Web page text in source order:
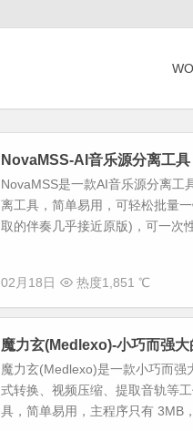
NovaMSS-AI音乐源分离工
NovaMSS是一款AI音乐源分离工
离工具，简单易用，可轻松批量
取的伴奏几乎接近原版)，可一次
02月18日 热度1,851 ℃
魔力玄(Medlexo)-小巧而强
魔力玄(Medlexo)是一款小巧而强
式转换、视频压缩、提取音轨等
具，简单易用，主程序只有 3MB